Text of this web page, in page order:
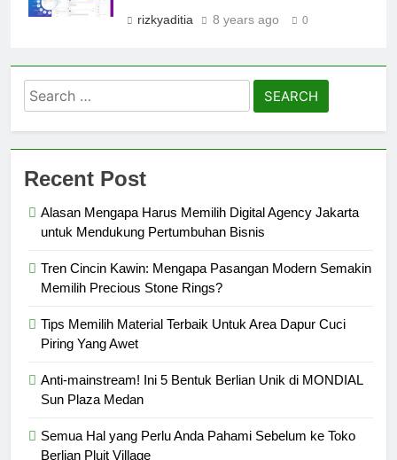
rizkyaditia 8 years ago 0
Search
for:
Recent Post
Alasan Mengapa Harus Memilih Digital Agency Jakarta
untuk Mendukung Pertumbuhan Bisnis
Tren Cincin Kawin: Mengapa Pasangan Modern Semakin
Memilih Precious Stone Rings?
Tips Memilih Material Terbaik Untuk Area Dapur Cuci
Piring Yang Awet
Anti-mainstream! Ini 5 Bentuk Berlian Unik di MONDIAL
Sun Plaza Medan
Semua Hal yang Perlu Anda Pahami Sebelum ke Toko
Berlian Pluit Village